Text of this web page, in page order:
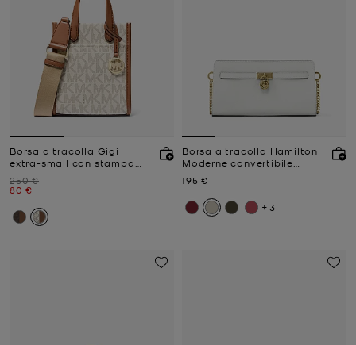
Borsa a tracolla Gigi
extra-small con stampa
Prezzo iniziale
250 €
Prezzo attuale
80 €
Borsa a tracolla Hamilton
Moderne convertibile
Prezzo attuale
195 €
+3